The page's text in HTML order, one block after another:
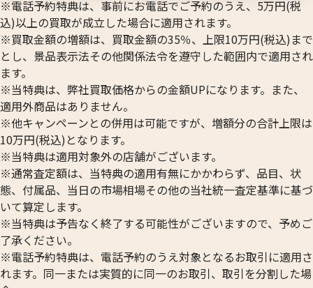
※電話予約特典は、事前にお電話でご予約のうえ、5万円(税
込)以上の買取が成立した場合に適用されます。
※買取金額の増額は、買取金額の35％、上限10万円(税込)まで
とし、景品表示法その他関係法令を遵守した範囲内で適用され
ます。
※当特典は、弊社買取価格からの金額UPになります。また、
適用外商品はありません。
※他キャンペーンとの併用は可能ですが、増額分の合計上限は
10万円(税込)となります。
※当特典は適用対象外の店舗がございます。
※通常査定額は、当特典の適用有無にかかわらず、品目、状
態、付属品、当日の市場相場その他の当社統一査定基準に基づ
いて算定します。
※当特典は予告なく終了する可能性がございますので、予めご
了承ください。
※電話予約特典は、電話予約のうえ対象となるお取引に適用さ
れます。同一または実質的に同一のお取引、取引を分割した場